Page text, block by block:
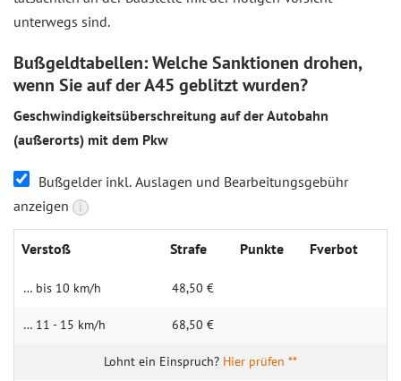
unterwegs sind.
Bußgeldtabellen: Welche Sanktionen drohen,
wenn Sie auf der A45 geblitzt wurden?
Geschwindigkeitsüberschreitung auf der Autobahn
(außerorts) mit dem Pkw
Bußgelder inkl. Auslagen und Bearbeitungsgebühr
anzeigen
i
Verstoß Strafe Punkte Fverbot
… bis 10 km/h 48,50 €
… 11 - 15 km/h 68,50 €
Hier prüfen **